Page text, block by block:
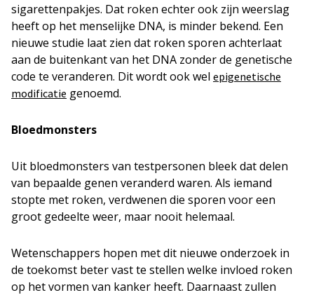
sigarettenpakjes. Dat roken echter ook zijn weerslag
heeft op het menselijke DNA, is minder bekend. Een
nieuwe studie laat zien dat roken sporen achterlaat
aan de buitenkant van het DNA zonder de genetische
code te veranderen. Dit wordt ook wel epigenetische
modificatie genoemd.
Bloedmonsters
Uit bloedmonsters van testpersonen bleek dat delen
van bepaalde genen veranderd waren. Als iemand
stopte met roken, verdwenen die sporen voor een
groot gedeelte weer, maar nooit helemaal.
Wetenschappers hopen met dit nieuwe onderzoek in
de toekomst beter vast te stellen welke invloed roken
op het vormen van kanker heeft. Daarnaast zullen